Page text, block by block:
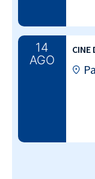
14
AGO
CINE